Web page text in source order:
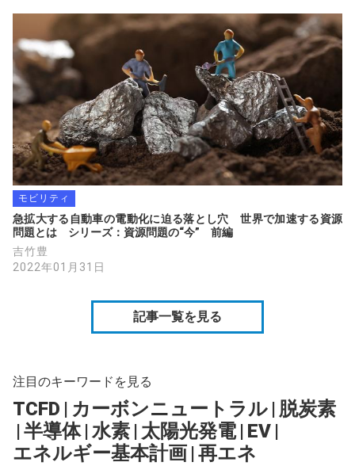
モビリティ
急拡大する自動車の電動化に迫る落とし穴　世界で加速する資源
問題とは　シリーズ：資源問題の“今”　前編
吉竹豊
2022年01月31日
記事一覧を見る
注目のキーワードを見る
TCFD | カーボンニュートラル | 脱炭素
|半導体 |水素 | 太陽光発電 | EV |
エネルギー基本計画 |再エネ